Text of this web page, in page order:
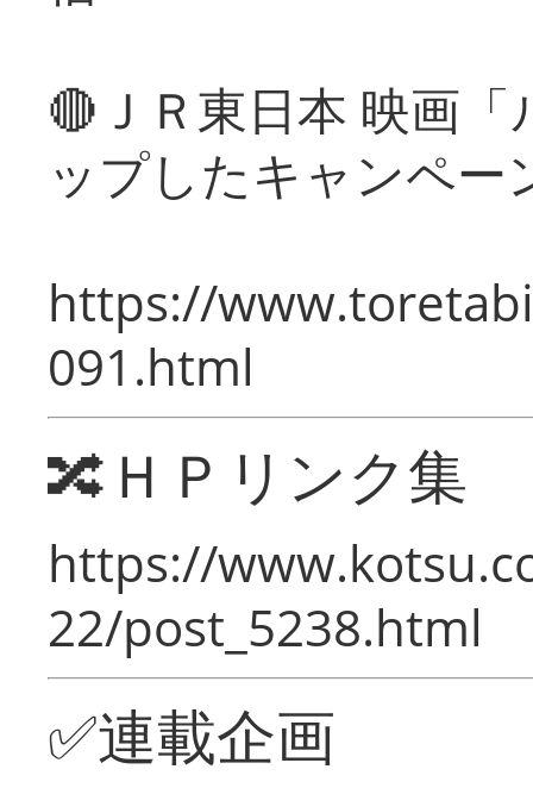
🔴ＪＲ東日本 映画
ップしたキャンペー
https://
091.html
🔀ＨＰリンク集
https://
22/post_5238.html
✅連載企画